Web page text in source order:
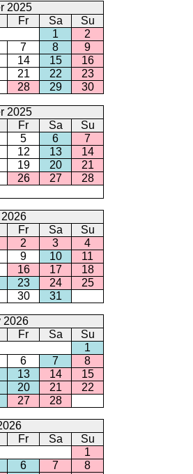
2025
Fr Sa
Su
1
2
7 8
9
14 15
16
21 22
23
28 29 30
2025
Fr Sa
Su
5 6
7
12 13
14
19 20
21
26 27
28
Fr Sa
Su
2 3
4
9 10
11
16 17
18
23 24
25
30 31
2026
Fr Sa
Su
1
6 7
8
13 14
15
20 21
22
27 28
Fr Sa
Su
1
6 7
8